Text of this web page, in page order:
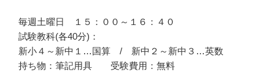
毎週土曜日 １５：００～１６：４０
試験教科(各40分)：
新小４～新中１…国算 / 新中２～新中３…英数
持ち物：筆記用具 受験費用：無料